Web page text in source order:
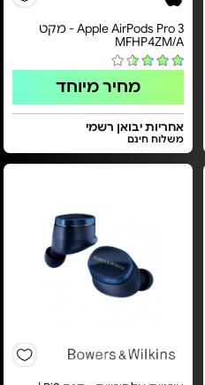
Apple AirPods Pro 3 - מקט
MFHP4ZM/A
מחיר מיוחד
אחריות יבואן רשמי
משלוח חינם